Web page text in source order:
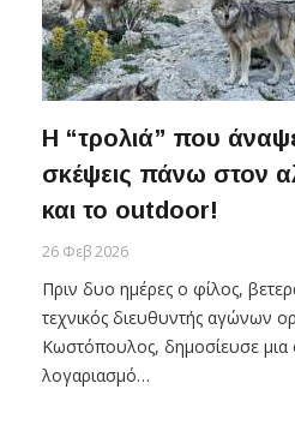
Η “τρολιά” που
σκέψεις πάνω στον
και το outdoor!
26 Φεβ 2026
Πριν δυο ημέρες ο φίλος,
τεχνικός διευθυντής αγώνων
Κωστόπουλος, δημοσίευσε
λογαριασμό…